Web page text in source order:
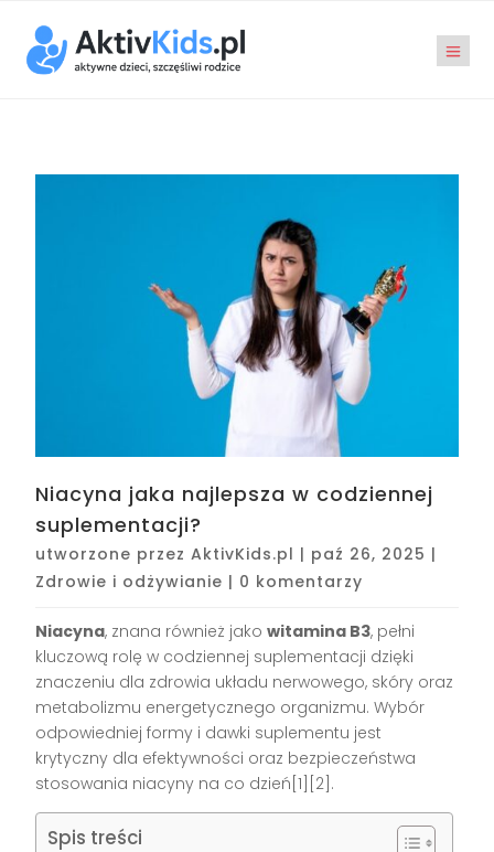
Niacyna jaka najlepsza w codziennej
suplementacji?
utworzone przezAktivKids.pl | paź 26, 2025 |
Zdrowie i odżywianie | 0 komentarzy
Niacyna, znana również jakowitamina B3, pełni
kluczową rolę w codziennej suplementacji dzięki
znaczeniu dla zdrowia układu nerwowego, skóry oraz
metabolizmu energetycznego organizmu. Wybór
odpowiedniej formy i dawki suplementu jest
krytyczny dla efektywności oraz bezpieczeństwa
stosowania niacyny na co dzień[1][2].
Spis treści